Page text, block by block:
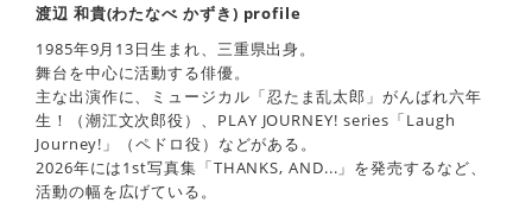
渡辺 和貴(わたなべ かずき) profile
1985年9月13日生まれ、三重県出身。
舞台を中心に活動する俳優。
主な出演作に、ミュージカル「忍たま乱太郎」がんばれ六年
生！（潮江文次郎役）、PLAY JOURNEY! series「Laugh
Journey!」（ペドロ役）などがある。
2026年には1st写真集「THANKS, AND...」を発売するなど、
活動の幅を広げている。